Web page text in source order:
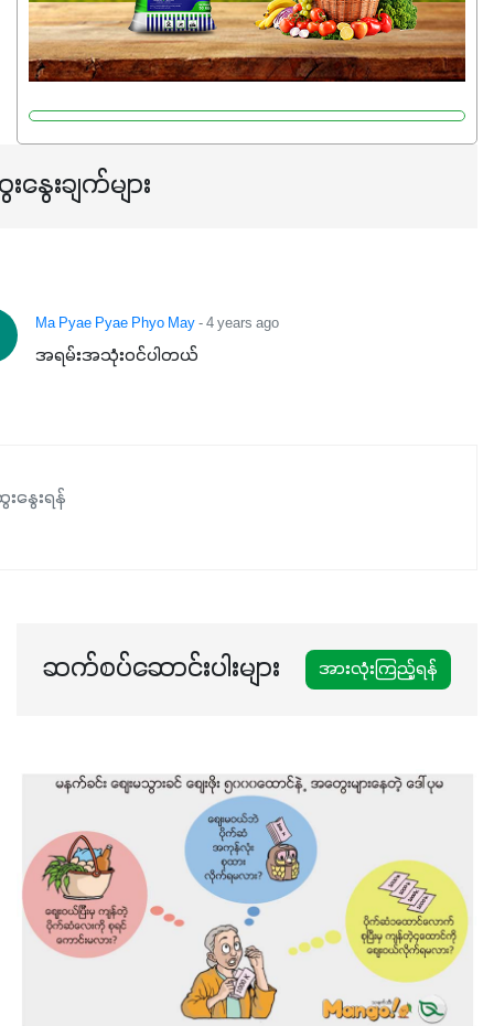
ဖွဲ့စည်းတည်ဆောက်မှုကို ပို၍သန်မာလာအောင် အားပေးပါ
တယ်။ ဒါ့အပြင် ပန်းပွင့်ခြင်း၊အသီးသီးခြင်း၊အစေ့တည်ခြင်း
လုပ်ငန်းစဉ်များကိုလည်း အားပေးပါတယ်။ လုံလောက်တဲ့
Potassium 8%က အပင်ရဲ့ ရောဂါဒဏ်၊ရာသီဥတုဒဏ်ခံနိုင်ရည်
အရသာ ပိုမိုကောင်းမွန်စေဖို့အတွက် လိုအပ်တဲ့အာဟာရဓာတ်
ဖြစ်ပါတယ်။ ဟူးမစ်အက်စစ်ပါဝင်ပေါင်းစပ်ထားတဲ့အတွက်
နှံစားသီးနှံများ၊ပဲအမျိုးမျိုး၊ဟင်းသီးဟင်းရွက်နဲ့ ဥယျာဉ်ခြံသီးနှံ
အားလုံးမှာ အသုံးပြုနိုင်တယ်ဆိုတော့ တစ်မျိုးတည်းနဲ့ အားလုံး
နွေးချက်များ
Ma Pyae Pyae Phyo May- 4 years ago
အရမ်းအသုံးဝင်ပါတယ်
နွေးရန်
ဆက်စပ်ဆောင်းပါးများ အားလုံးကြည့်ရန်